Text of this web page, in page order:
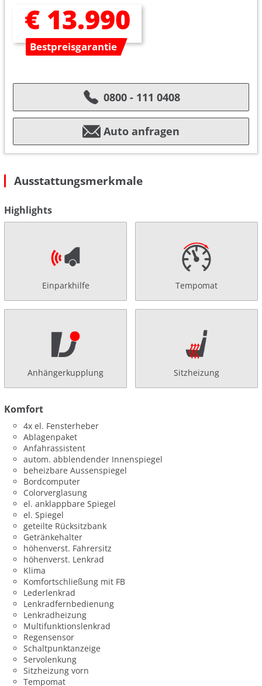
€ 13.990
Bestpreisgarantie
0800 - 111 0408
Auto anfragen
Ausstattungsmerkmale
Highlights
Einparkhilfe Tempomat
Anhängerkupplung Sitzheizung
Komfort
4x el. Fensterheber
Ablagenpaket
Anfahrassistent
autom. abblendender Innenspiegel
beheizbare Aussenspiegel
Bordcomputer
Colorverglasung
el. anklappbare Spiegel
el. Spiegel
geteilte Rücksitzbank
Getränkehalter
höhenverst. Fahrersitz
höhenverst. Lenkrad
Klima
Komfortschließung mit FB
Lederlenkrad
Lenkradfernbedienung
Lenkradheizung
Multifunktionslenkrad
Regensensor
Schaltpunktanzeige
Servolenkung
Sitzheizung vorn
Tempomat